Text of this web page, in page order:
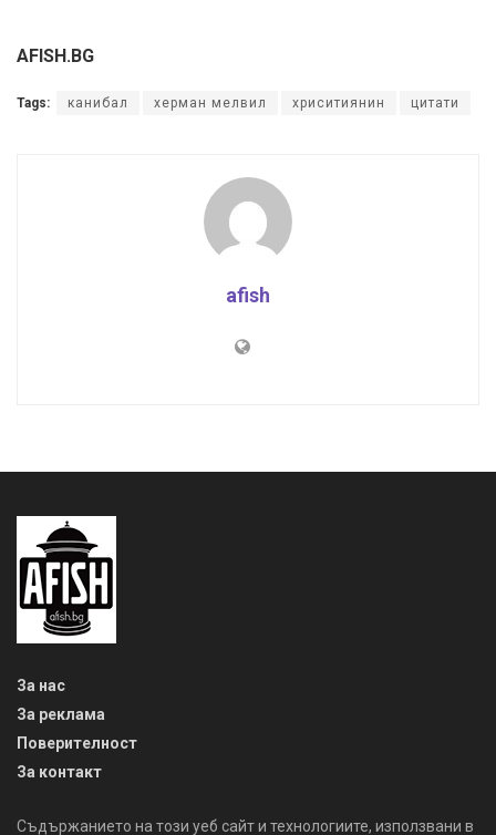
AFISH.BG
Tags: канибал херман мелвил хриситиянин цитати
afish
За нас
За реклама
Поверителност
За контакт
Съдържанието на този уеб сайт и технологиите, използвани в